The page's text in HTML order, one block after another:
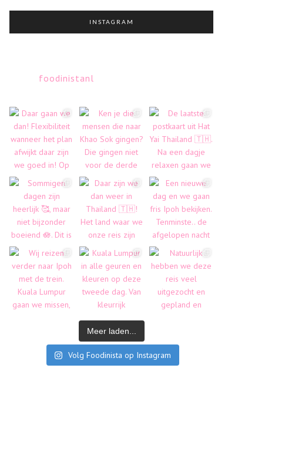
INSTAGRAM
foodinistanl
Meer laden...
Volg Foodinista op Instagram